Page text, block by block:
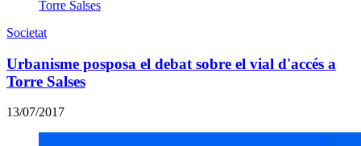
Societat
Urbanisme posposa el debat sobre el vial d'accés a
Torre Salses
13/07/2017